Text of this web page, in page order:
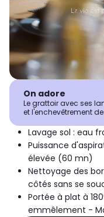
On adore
Le grattoir avec ses
et l'enchevêtrement
Lavage sol : eau
Puissance
élevée (60 mn)
Nettoyage des
côtés sans se
Portée à plat à
emmêlement -